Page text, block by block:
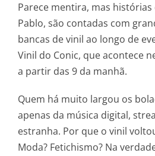
Parece mentira, mas
Pablo, são contadas com
bancas de vinil ao longo de
Vinil do Conic, que acontece
a partir das 9 da manhã.
Quem há muito largou os
apenas da música digital,
estranha. Por que o vinil
Moda? Fetichismo? Na